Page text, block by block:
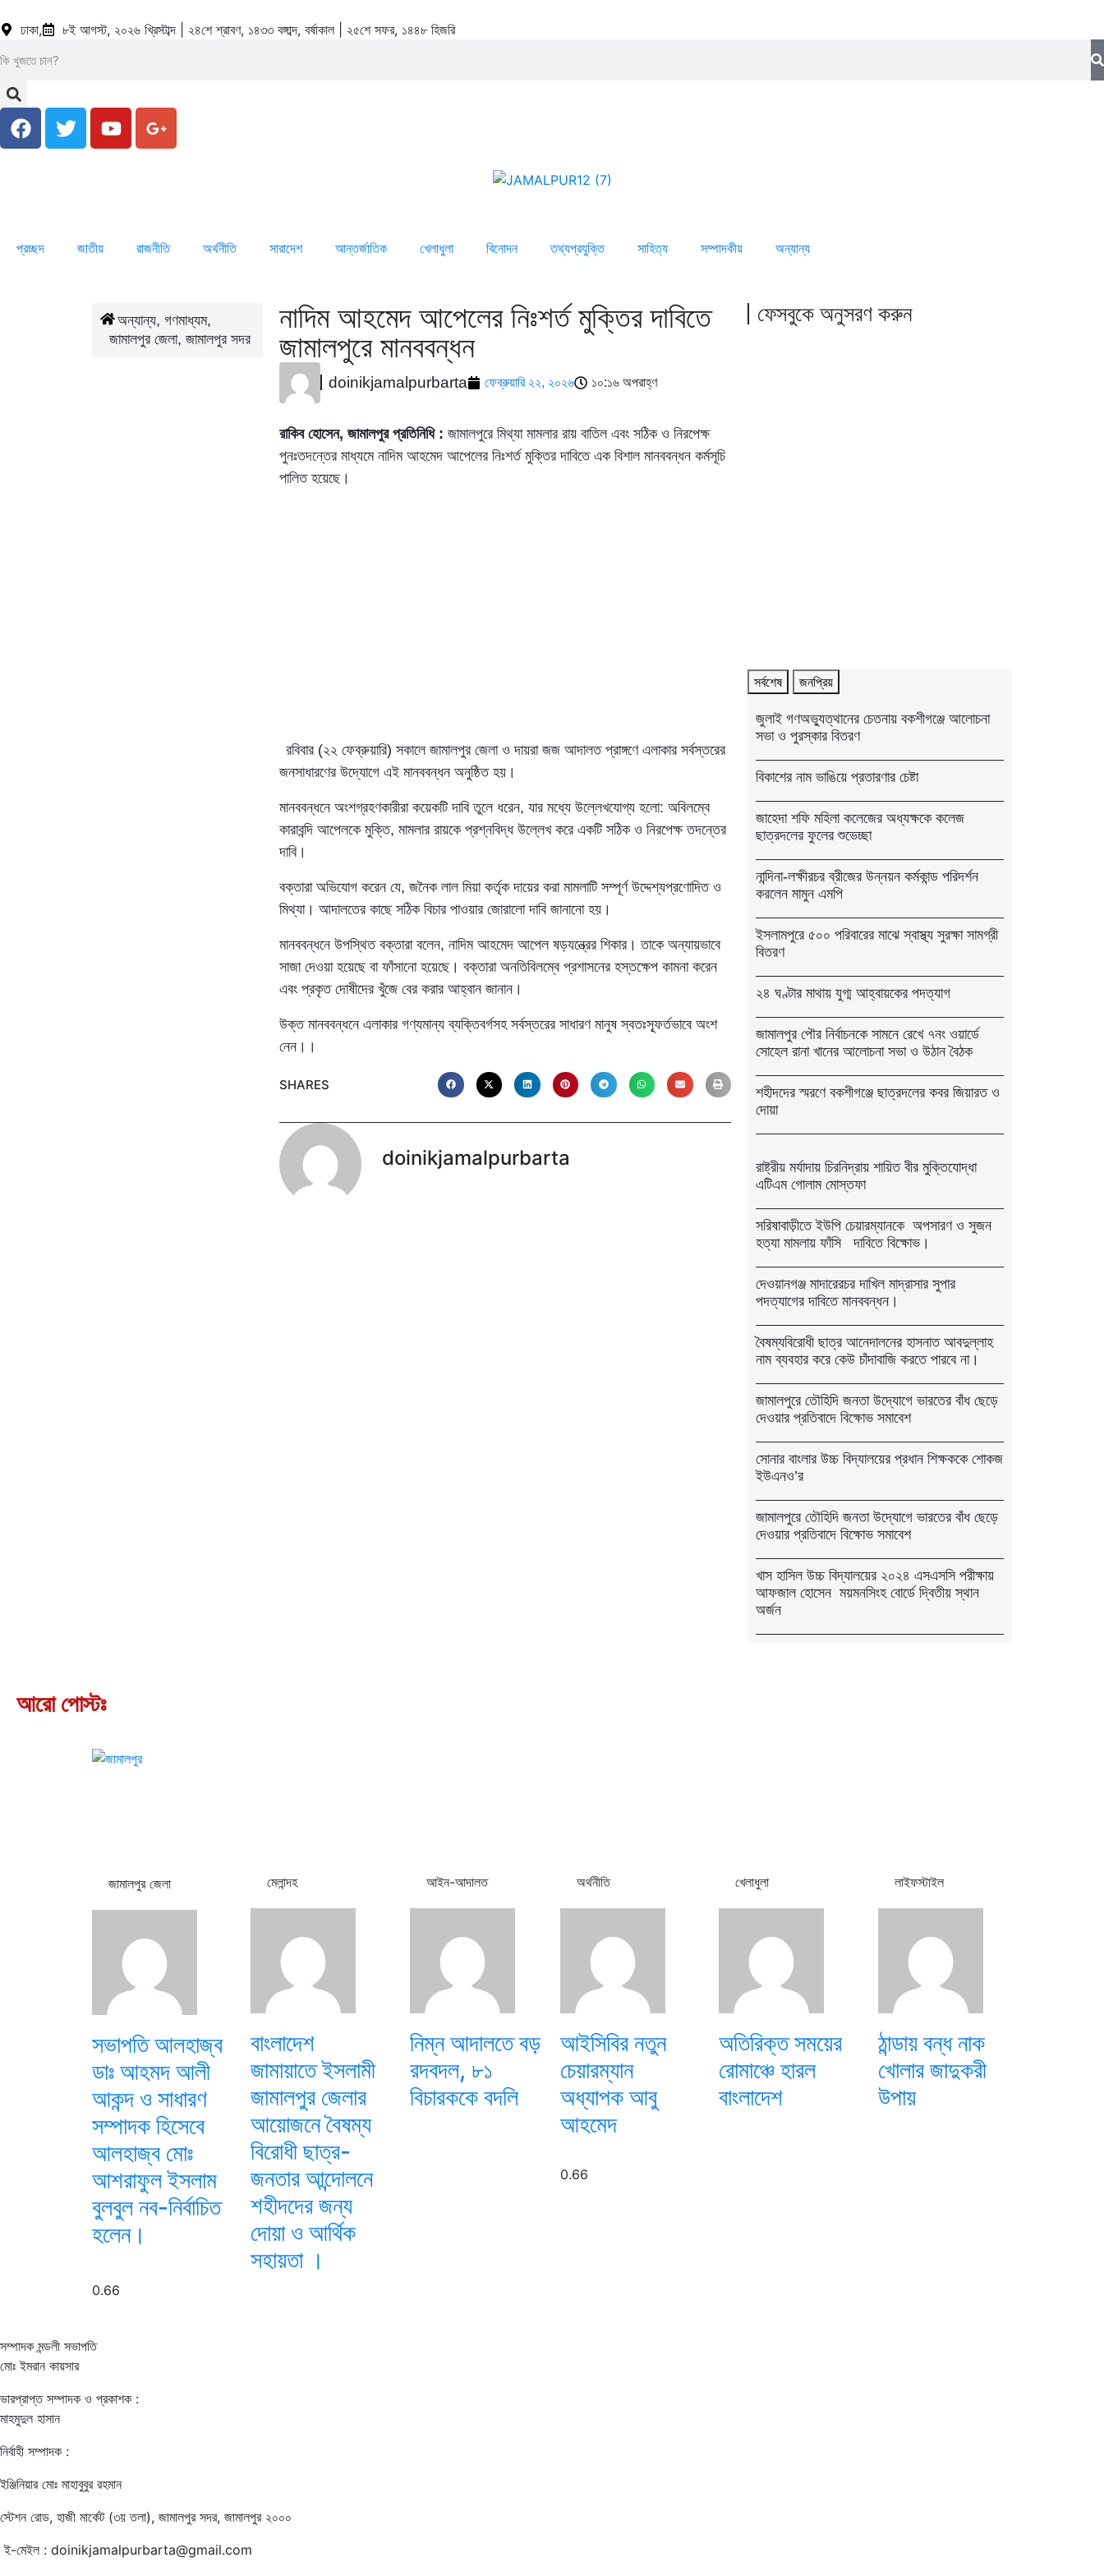
ঢাকা, ৮ই আগস্ট, ২০২৬ খ্রিস্টাব্দ | ২৪শে শ্রাবণ, ১৪৩৩ বঙ্গাব্দ, বর্ষাকাল | ২৫শে সফর, ১৪৪৮ হিজরি
প্রচ্ছদ জাতীয় রাজনীতি অর্থনীতি সারাদেশ আন্তর্জাতিক খেলাধুলা বিনোদন তথ্যপ্রযুক্তি সাহিত্য সম্পাদকীয় অন্যান্য
/অন্যান্য, গণমাধ্যম,
জামালপুর জেলা, জামালপুর সদর
নাদিম আহমেদ আপেলের নিঃশর্ত মুক্তির দাবিতে
জামালপুরে মানববন্ধন
doinikjamalpurbarta ফেব্রুয়ারি ২২, ২০২৬ ১০:১৬ অপরাহ্ণ
রাকিব হোসেন, জামালপুর প্রতিনিধি : জামালপুরে মিথ্যা মামলার রায় বাতিল এবং সঠিক ও নিরপেক্ষ
পুনঃতদন্তের মাধ্যমে নাদিম আহমেদ আপেলের নিঃশর্ত মুক্তির দাবিতে এক বিশাল মানববন্ধন কর্মসূচি
পালিত হয়েছে।
রবিবার (২২ ফেব্রুয়ারি) সকালে জামালপুর জেলা ও দায়রা জজ আদালত প্রাঙ্গণে এলাকার সর্বস্তরের
জনসাধারণের উদ্যোগে এই মানববন্ধন অনুষ্ঠিত হয়।
মানববন্ধনে অংশগ্রহণকারীরা কয়েকটি দাবি তুলে ধরেন, যার মধ্যে উল্লেখযোগ্য হলো: অবিলম্বে
কারাবন্দি আপেলকে মুক্তি, মামলার রায়কে প্রশ্নবিদ্ধ উল্লেখ করে একটি সঠিক ও নিরপেক্ষ তদন্তের
দাবি।
বক্তারা অভিযোগ করেন যে, জনৈক লাল মিয়া কর্তৃক দায়ের করা মামলাটি সম্পূর্ণ উদ্দেশ্যপ্রণোদিত ও
মিথ্যা। আদালতের কাছে সঠিক বিচার পাওয়ার জোরালো দাবি জানানো হয়।
মানববন্ধনে উপস্থিত বক্তারা বলেন, নাদিম আহমেদ আপেল ষড়যন্ত্রের শিকার। তাকে অন্যায়ভাবে
সাজা দেওয়া হয়েছে বা ফাঁসানো হয়েছে। বক্তারা অনতিবিলম্বে প্রশাসনের হস্তক্ষেপ কামনা করেন
এবং প্রকৃত দোষীদের খুঁজে বের করার আহ্বান জানান।
উক্ত মানববন্ধনে এলাকার গণ্যমান্য ব্যক্তিবর্গসহ সর্বস্তরের সাধারণ মানুষ স্বতঃস্ফূর্তভাবে অংশ
নেন।।
SHARES
doinikjamalpurbarta
ফেসবুকে অনুসরণ করুন
সর্বশেষ জনপ্রিয়
জুলাই গণঅভ্যুত্থানের চেতনায় বকশীগঞ্জে আলোচনা
সভা ও পুরস্কার বিতরণ
বিকাশের নাম ভাঙিয়ে প্রতারণার চেষ্টা
জাহেদা শফি মহিলা কলেজের অধ্যক্ষকে কলেজ
ছাত্রদলের ফুলের শুভেচ্ছা
নান্দিনা-লক্ষীরচর ব্রীজের উন্নয়ন কর্মকান্ড পরিদর্শন
করলেন মামুন এমপি
ইসলামপুরে ৫০০ পরিবারের মাঝে স্বাস্থ্য সুরক্ষা সামগ্রী
বিতরণ
২৪ ঘণ্টার মাথায় যুগ্ম আহ্বায়কের পদত্যাগ
জামালপুর পৌর নির্বাচনকে সামনে রেখে ৭নং ওয়ার্ডে
সোহেল রানা খানের আলোচনা সভা ও উঠান বৈঠক
শহীদদের স্মরণে বকশীগঞ্জে ছাত্রদলের কবর জিয়ারত ও
দোয়া
রাষ্ট্রীয় মর্যাদায় চিরনিদ্রায় শায়িত বীর মুক্তিযোদ্ধা
এটিএম গোলাম মোস্তফা
সরিষাবাড়ীতে ইউপি চেয়ারম্যানকে অপসারণ ও সুজন
হত্যা মামলায় ফাঁসি দাবিতে বিক্ষোভ।
দেওয়ানগঞ্জ মাদারেরচর দাখিল মাদ্রাসার সুপার
পদত্যাগের দাবিতে মানববন্ধন।
বৈষম্যবিরোধী ছাত্র আনেদালনের হাসনাত আবদুল্লাহ
নাম ব্যবহার করে কেউ চাঁদাবাজি করতে পারবে না।
জামালপুরে তৌহিদি জনতা উদ্যোগে ভারতের বাঁধ ছেড়ে
দেওয়ার প্রতিবাদে বিক্ষোভ সমাবেশ
সোনার বাংলার উচ্চ বিদ্যালয়ের প্রধান শিক্ষককে শোকজ
ইউএনও’র
জামালপুরে তৌহিদি জনতা উদ্যোগে ভারতের বাঁধ ছেড়ে
দেওয়ার প্রতিবাদে বিক্ষোভ সমাবেশ
খাস হাসিল উচ্চ বিদ্যালয়ের ২০২৪ এসএসসি পরীক্ষায়
আফজাল হোসেন ময়মনসিংহ বোর্ডে দ্বিতীয় স্থান
অর্জন
আরো পোস্টঃ
জামালপুর জেলা
সভাপতি আলহাজ্ব
ডাঃ আহমদ আলী
আকন্দ ও সাধারণ
সম্পাদক হিসেবে
আলহাজ্ব মোঃ
আশরাফুল ইসলাম
বুলবুল নব-নির্বাচিত
হলেন।
মেলান্দহ
বাংলাদেশ
জামায়াতে ইসলামী
জামালপুর জেলার
আয়োজনে বৈষম্য
বিরোধী ছাত্র-
জনতার আন্দোলনে
শহীদদের জন্য
দোয়া ও আর্থিক
সহায়তা ।
আইন-আদালত
নিম্ন আদালতে বড়
রদবদল, ৮১
বিচারককে বদলি
অর্থনীতি
আইসিবির নতুন
চেয়ারম্যান
অধ্যাপক আবু
আহমেদ
খেলাধুলা
অতিরিক্ত সময়ের
রোমাঞ্চে হারল
বাংলাদেশ
লাইফস্টাইল
ঠান্ডায় বন্ধ নাক
খোলার জাদুকরী
উপায়
সম্পাদক মন্ডলী সভাপতি
মোঃ ইমরান কায়সার
ভারপ্রাপ্ত সম্পাদক ও প্রকাশক :
মাহমুদুল হাসান
নির্বাহী সম্পাদক :
ইঞ্জিনিয়ার মোঃ মাহাবুবুর রহমান
স্টেশন রোড, হাজী মার্কেট (৩য় তলা), জামালপুর সদর, জামালপুর ২০০০
ই-মেইল : doinikjamalpurbarta@gmail.com